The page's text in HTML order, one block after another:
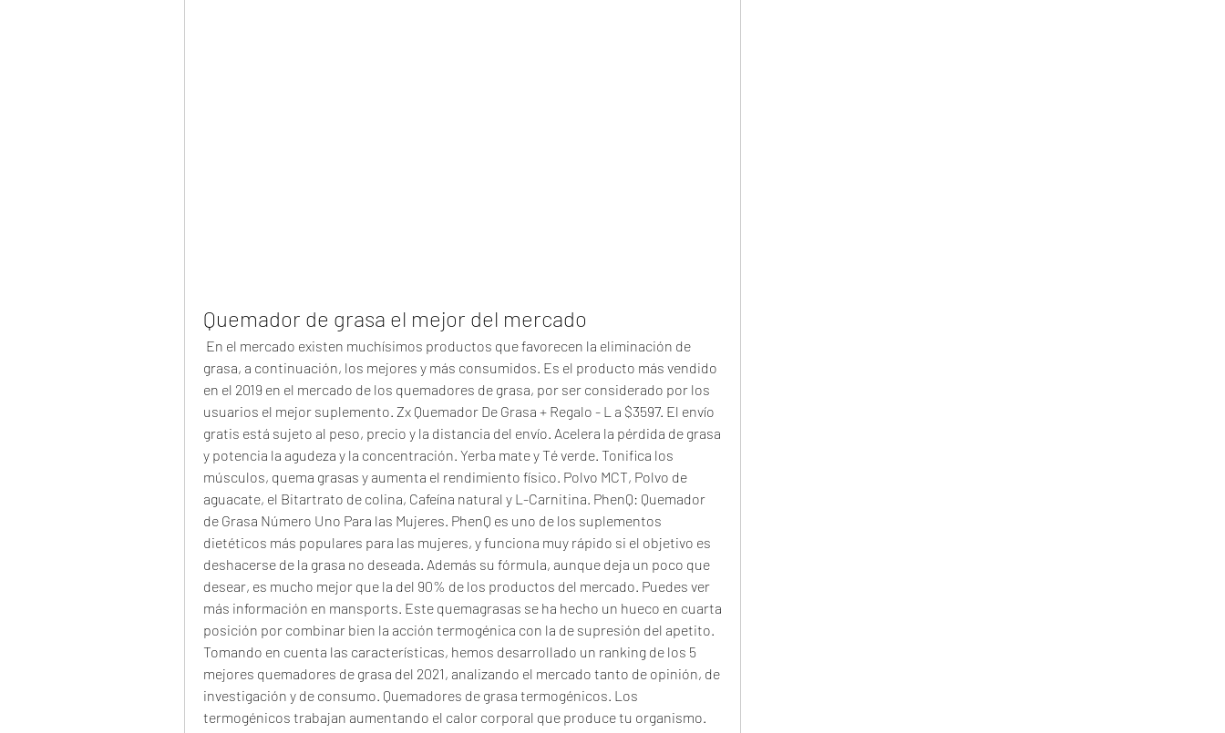
Quemador de grasa el mejor del mercado
grasa, a continuación, los mejores y más consumidos. Es el producto más vendido
en el 2019 en el mercado de los quemadores de grasa, por ser considerado por los
usuarios el mejor suplemento. Zx Quemador De Grasa + Regalo - L a $3597. El envío
gratis está sujeto al peso, precio y la distancia del envío. Acelera la pérdida de grasa
y potencia la agudeza y la concentración. Yerba mate y Té verde. Tonifica los
músculos, quema grasas y aumenta el rendimiento físico. Polvo MCT, Polvo de
aguacate, el Bitartrato de colina, Cafeína natural y L-Carnitina. PhenQ: Quemador
de Grasa Número Uno Para las Mujeres. PhenQ es uno de los suplementos
dietéticos más populares para las mujeres, y funciona muy rápido si el objetivo es
deshacerse de la grasa no deseada. Además su fórmula, aunque deja un poco que
desear, es mucho mejor que la del 90% de los productos del mercado. Puedes ver
más información en mansports. Este quemagrasas se ha hecho un hueco en cuarta
posición por combinar bien la acción termogénica con la de supresión del apetito.
Tomando en cuenta las características, hemos desarrollado un ranking de los 5
mejores quemadores de grasa del 2021, analizando el mercado tanto de opinión, de
investigación y de consumo. Quemadores de grasa termogénicos. Los
termogénicos trabajan aumentando el calor corporal que produce tu organismo.